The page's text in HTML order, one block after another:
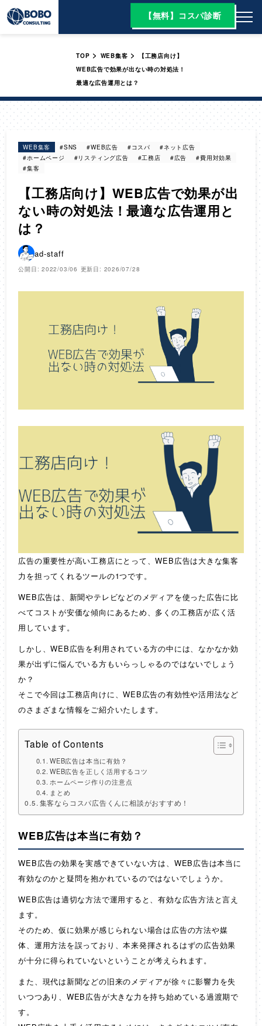
【無料】コスパ診断
TOP > WEB集客 >
【工務店向け】
WEB広告で効果が出ない時の対処法！
最適な広告運用とは？
WEB集客 #SNS #WEB広告 #コスパ
#ネット広告
#ホームページ
#リスティング広告 #工務店 #広告
#費用対効果
#集客
【工務店向け】WEB広告で効果が出
ない時の対処法！最適な広告運用と
は？
ad-staff
公開日: 2022/03/06 更新日: 2026/07/28
広告の重要性が高い工務店にとって、WEB広告は大きな集客
力を担ってくれるツールの1つです。
WEB広告は、新聞やテレビなどのメディアを使った広告に比
べてコストが安価な傾向にあるため、多くの工務店が広く活
用しています。
しかし、WEB広告を利用されている方の中には、なかなか効
果が出ずに悩んでいる方もいらっしゃるのではないでしょう
か？
そこで今回は工務店向けに、WEB広告の有効性や活用法など
のさまざまな情報をご紹介いたします。
Table of Contents
WEB広告は本当に有効？
WEB広告を正しく活用するコツ
ホームページ作りの注意点
まとめ
集客ならコスパ広告くんに相談がおすすめ！
WEB広告は本当に有効？
WEB広告の効果を実感できていない方は、WEB広告は本当に
有効なのかと疑問を抱かれているのではないでしょうか。
WEB広告は適切な方法で運用すると、有効な広告方法と言え
ます。
そのため、仮に効果が感じられない場合は広告の方法や媒
体、運用方法を誤っており、本来発揮されるはずの広告効果
が十分に得られていないということが考えられます。
また、現代は新聞などの旧来のメディアが徐々に影響力を失
いつつあり、WEB広告が大きな力を持ち始めている過渡期で
す。